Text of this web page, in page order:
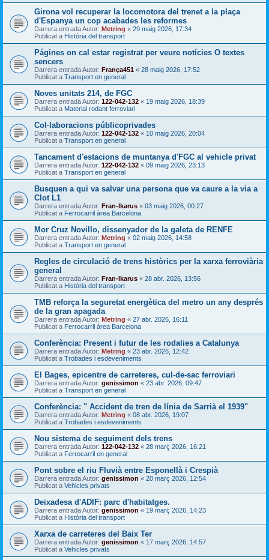
Girona vol recuperar la locomotora del trenet a la plaça
d'Espanya un cop acabades les reformes
Darrera entrada Autor: Metring « 29 maig 2026, 17:34
Publicat a Història del transport
Págines on cal estar registrat per veure notícies O textes
sencers
Darrera entrada Autor: França451 « 28 maig 2026, 17:52
Publicat a Transport en general
Noves unitats 214, de FGC
Darrera entrada Autor: 122-042-132 « 19 maig 2026, 18:39
Publicat a Material rodant ferroviari
Col·laboracions públicoprivades
Darrera entrada Autor: 122-042-132 « 10 maig 2026, 20:04
Publicat a Transport en general
Tancament d'estacions de muntanya d'FGC al vehicle privat
Darrera entrada Autor: 122-042-132 « 09 maig 2026, 23:13
Publicat a Transport en general
Busquen a qui va salvar una persona que va caure a la via a
Clot L1
Darrera entrada Autor: Fran-Ikarus « 03 maig 2026, 00:27
Publicat a Ferrocarril àrea Barcelona
Mor Cruz Novillo, dissenyador de la galeta de RENFE
Darrera entrada Autor: Metring « 02 maig 2026, 14:58
Publicat a Transport en general
Regles de circulació de trens històrics per la xarxa ferroviària
general
Darrera entrada Autor: Fran-Ikarus « 28 abr. 2026, 13:56
Publicat a Història del transport
TMB reforça la seguretat energètica del metro un any després
de la gran apagada
Darrera entrada Autor: Metring « 27 abr. 2026, 16:11
Publicat a Ferrocarril àrea Barcelona
Conferència: Present i futur de les rodalies a Catalunya
Darrera entrada Autor: Metring « 23 abr. 2026, 12:42
Publicat a Trobades i esdeveniments
El Bages, epicentre de carreteres, cul-de-sac ferroviari
Darrera entrada Autor: genissimon « 23 abr. 2026, 09:47
Publicat a Transport en general
Conferència: " Accident de tren de línia de Sarrià el 1939"
Darrera entrada Autor: Metring « 08 abr. 2026, 19:07
Publicat a Trobades i esdeveniments
Nou sistema de seguiment dels trens
Darrera entrada Autor: 122-042-132 « 28 març 2026, 16:21
Publicat a Ferrocarril en general
Pont sobre el riu Fluvià entre Esponellà i Crespià
Darrera entrada Autor: genissimon « 20 març 2026, 12:54
Publicat a Vehicles privats
Deixadesa d'ADIF: parc d'habitatges.
Darrera entrada Autor: genissimon « 19 març 2026, 14:23
Publicat a Història del transport
Xarxa de carreteres del Baix Ter
Darrera entrada Autor: genissimon « 17 març 2026, 14:57
Publicat a Vehicles privats